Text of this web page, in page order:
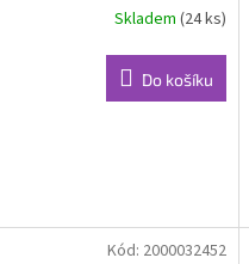
Skladem (24 ks)
Do košíku
Kód: 2000032452